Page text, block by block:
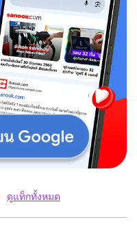
ดูแท็กทั้งหมด